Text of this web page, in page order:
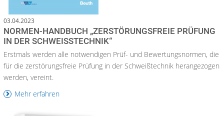
03.04.2023
NORMEN-HANDBUCH „ZERSTÖRUNGSFREIE PRÜFUNG
IN DER SCHWEISSTECHNIK“
Erstmals werden alle notwendigen Prüf- und Bewertungsnormen, die
für die zerstörungsfreie Prüfung in der Schweißtechnik herangezogen
werden, vereint.
Mehr erfahren